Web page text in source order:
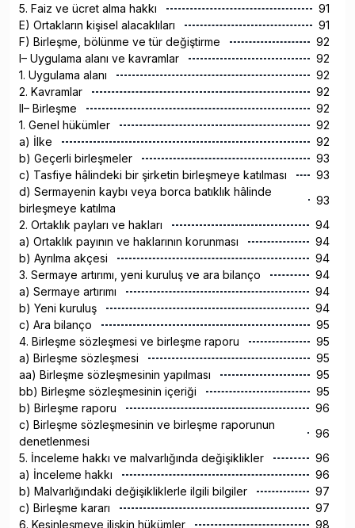
5. Faiz ve ücret alma hakkı
91
E) Ortakların kişisel alacaklıları
91
F) Birleşme, bölünme ve tür değiştirme
92
I– Uygulama alanı ve kavramlar
92
1. Uygulama alanı
92
2. Kavramlar
92
II– Birleşme
92
1. Genel hükümler
92
a) İlke
92
b) Geçerli birleşmeler
93
c) Tasfiye hâlindeki bir şirketin birleşmeye katılması
93
d) Sermayenin kaybı veya borca batıklık hâlinde
birleşmeye katılma
93
2. Ortaklık payları ve hakları
94
a) Ortaklık payının ve haklarının korunması
94
b) Ayrılma akçesi
94
3. Sermaye artırımı, yeni kuruluş ve ara bilanço
94
a) Sermaye artırımı
94
b) Yeni kuruluş
94
c) Ara bilanço
95
4. Birleşme sözleşmesi ve birleşme raporu
95
a) Birleşme sözleşmesi
95
aa) Birleşme sözleşmesinin yapılması
95
bb) Birleşme sözleşmesinin içeriği
95
b) Birleşme raporu
96
c) Birleşme sözleşmesinin ve birleşme raporunun
denetlenmesi
96
5. İnceleme hakkı ve malvarlığında değişiklikler
96
a) İnceleme hakkı
96
b) Malvarlığındaki değişikliklerle ilgili bilgiler
97
c) Birleşme kararı
97
6. Kesinleşmeye ilişkin hükümler
98